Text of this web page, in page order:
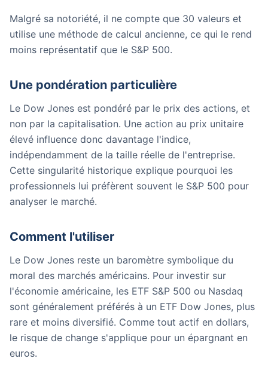
Malgré sa notoriété, il ne compte que 30 valeurs et
utilise une méthode de calcul ancienne, ce qui le rend
moins représentatif que le S&P 500.
Une pondération particulière
Le Dow Jones est pondéré par le prix des actions, et
non par la capitalisation. Une action au prix unitaire
élevé influence donc davantage l'indice,
indépendamment de la taille réelle de l'entreprise.
Cette singularité historique explique pourquoi les
professionnels lui préfèrent souvent le S&P 500 pour
analyser le marché.
Comment l'utiliser
Le Dow Jones reste un baromètre symbolique du
moral des marchés américains. Pour investir sur
l'économie américaine, les ETF S&P 500 ou Nasdaq
sont généralement préférés à un ETF Dow Jones, plus
rare et moins diversifié. Comme tout actif en dollars,
le risque de change s'applique pour un épargnant en
euros.